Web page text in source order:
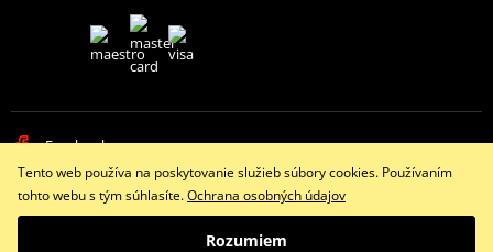
Facebook
Copyright © 2026 www.namotorku.sk
Prepnúť na klasickú verziu
Tento web používa na poskytovanie služieb súbory cookies. Používaním
tohto webu s tým súhlasíte.Ochrana osobných údajov
Rozumiem